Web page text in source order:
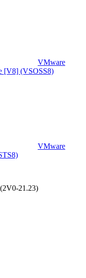
VMware
[V8] (VSOSS8)
VMware
21.23)